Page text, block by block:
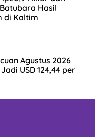
Hasil
di Kaltim
Agustus 2026
USD 124,44 per